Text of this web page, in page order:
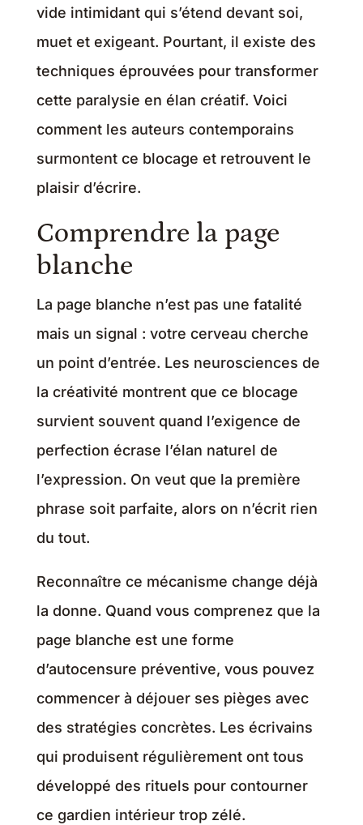
vide intimidant qui s’étend devant soi,
muet et exigeant. Pourtant, il existe des
techniques éprouvées pour transformer
cette paralysie en élan créatif. Voici
comment les auteurs contemporains
surmontent ce blocage et retrouvent le
plaisir d’écrire.
Comprendre la page
blanche
La page blanche n’est pas une fatalité
mais un signal : votre cerveau cherche
un point d’entrée. Les neurosciences de
la créativité montrent que ce blocage
survient souvent quand l’exigence de
perfection écrase l’élan naturel de
l’expression. On veut que la première
phrase soit parfaite, alors on n’écrit rien
du tout.
Reconnaître ce mécanisme change déjà
la donne. Quand vous comprenez que la
page blanche est une forme
d’autocensure préventive, vous pouvez
commencer à déjouer ses pièges avec
des stratégies concrètes. Les écrivains
qui produisent régulièrement ont tous
développé des rituels pour contourner
ce gardien intérieur trop zélé.